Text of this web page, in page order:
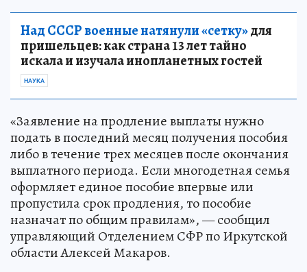
Над СССР военные натянули «сетку»для
пришельцев: как страна 13 лет тайно
искала и изучала инопланетных гостей
НАУКА
«Заявление на продление выплаты нужно
подать в последний месяц получения пособия
либо в течение трех месяцев после окончания
выплатного периода. Если многодетная семья
оформляет единое пособие впервые или
пропустила срок продления, то пособие
назначат по общим правилам», — сообщил
управляющий Отделением СФР по Иркутской
области Алексей Макаров.